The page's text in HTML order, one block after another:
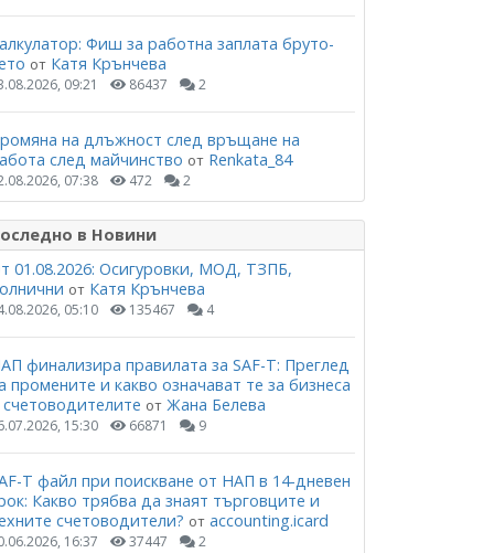
Фиш за работна заплата бруто-
от Катя Крънчева
09:21 86437 2
на длъжност след връщане на
след майчинство от Renkata_84
07:38 472 2
в Новини
01.08.2026: Осигуровки, МОД, ТЗПБ,
от Катя Крънчева
05:10 135467 4
финализира правилата за SAF-T: Преглед
промените и какво означават те за бизнеса
от Жана Белева
15:30 66871 9
T файл при поискване от НАП в 14-дневен
Какво трябва да знаят търговците и
счетоводители? от accounting.icard
16:37 37447 2